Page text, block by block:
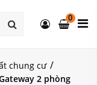
0
chung cư
2 phòng